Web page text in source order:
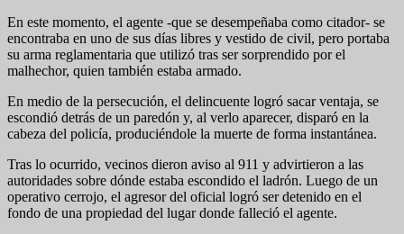
En este momento, el agente -que se desempeñaba como citador- se
encontraba en uno de sus días libres y vestido de civil, pero portaba
su arma reglamentaria que utilizó tras ser sorprendido por el
malhechor, quien también estaba armado.
En medio de la persecución, el delincuente logró sacar ventaja, se
escondió detrás de un paredón y, al verlo aparecer, disparó en la
cabeza del policía, produciéndole la muerte de forma instantánea.
Tras lo ocurrido, vecinos dieron aviso al 911 y advirtieron a las
autoridades sobre dónde estaba escondido el ladrón. Luego de un
operativo cerrojo, el agresor del oficial logró ser detenido en el
fondo de una propiedad del lugar donde falleció el agente.